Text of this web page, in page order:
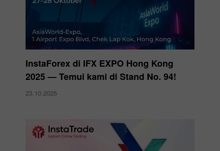
InstaForex di IFX EXPO Hong Kong
2025 — Temui kami di Stand No. 94!
23.10.2025